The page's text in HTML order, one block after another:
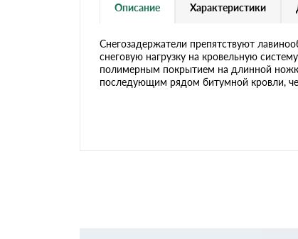
Описание Характеристики
Снегозадержатели препятствуют
снеговую нагрузку на кровельную
полимерным покрытием на длинной
последующим рядом битумной кровли,